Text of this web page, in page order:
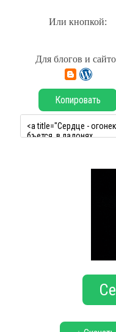
Или кнопкой:
Для блогов и
Копировать